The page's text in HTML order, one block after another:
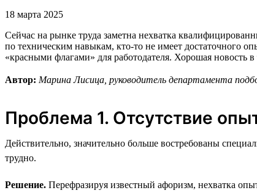
18 марта 2025
Сейчас на рынке труда заметна нехватка
по техническим навыкам, кто-то не имеет достаточного
«красными флагами» для работодателя. Хорошая
Автор: Марина Лисица, руководитель департамента
Проблема 1. Отсутствие
Действительно, значительно больше востребованы
трудно.
Решение. Перефразируя известный афоризм, нехватка